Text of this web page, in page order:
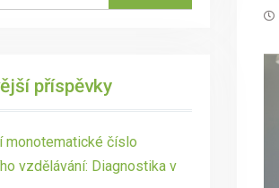
příspěvky
monotematické číslo
vzdělávání: Diagnostika v